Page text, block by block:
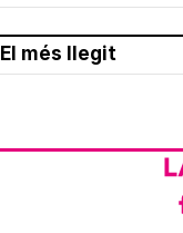
El més llegit